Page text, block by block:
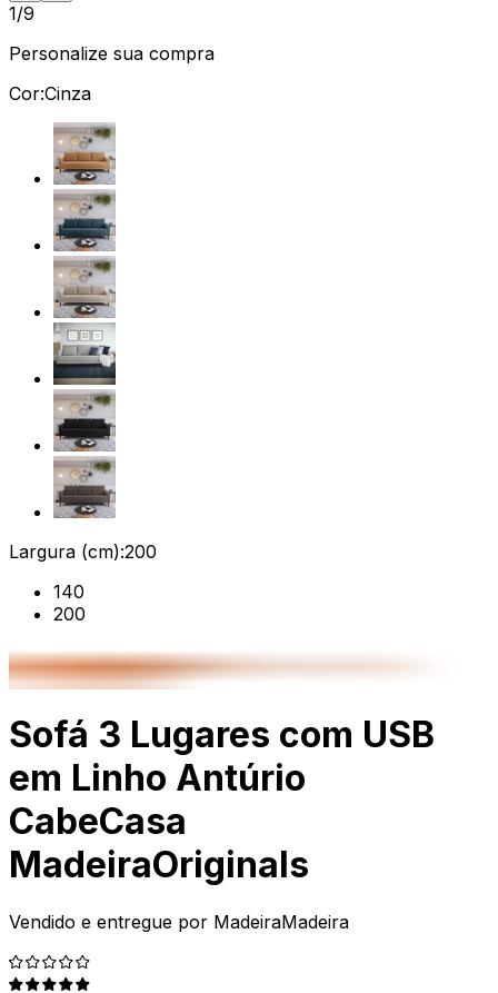
1/9
Personalize sua compra
Cor:Cinza
Largura (cm):200
140
200
Sofá 3 Lugares com USB
em Linho Antúrio
CabeCasa
MadeiraOriginals
Vendido e entregue por MadeiraMadeira